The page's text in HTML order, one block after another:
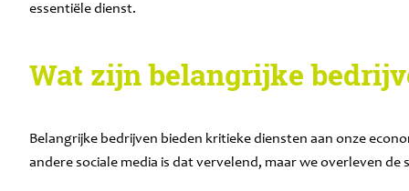
essentiële dienst.
Wat zijn belangrijke
Belangrijke bedrijven bieden kritieke diensten aan onze
andere sociale media is dat vervelend, maar we overleven de